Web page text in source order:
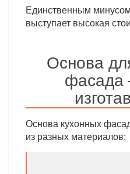
Единственным
выступает высокая
Основа
фасада
Основа кухонных
из разных материалов: